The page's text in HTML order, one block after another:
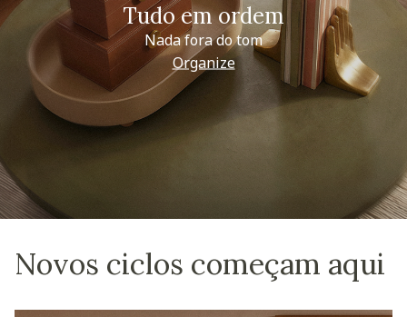
Tudo em ordem
Nada fora do tom
Organize
Novos ciclos começam aqui